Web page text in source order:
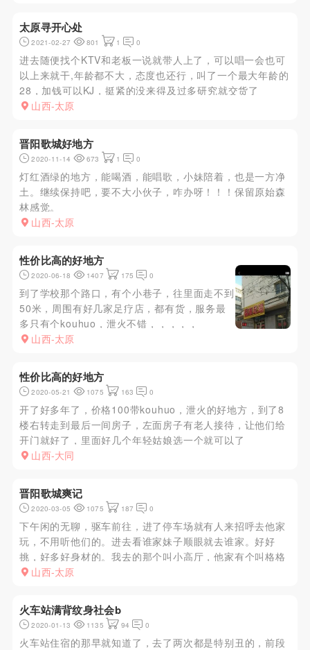
太原寻开心处
2021-02-27 801 1 0
进去随便找个KTV和老板一说就带人上了，可以唱一会也可
以上来就干,年龄都不大，态度也还行，叫了一个最大年龄的
28，加钱可以KJ，挺紧的没来得及过多研究就交货了
山西-太原
晋阳歌城好地方
2020-11-14 673 1 0
灯红酒绿的地方，能喝酒，能唱歌，小妹陪着，也是一方净
土。继续保持吧，要不大小伙子，咋办呀！！！保留原始森
林感觉。
山西-太原
性价比高的好地方
2020-06-18 1407 175 0
到了学校那个路口，有个小巷子，往里面走不到
50米，周围有好几家足疗店，都有货，服务最
多只有个kouhuo，泄火不错，，，，，
山西-太原
性价比高的好地方
2020-05-21 1075 163 0
开了好多年了，价格100带kouhuo，泄火的好地方，到了8
楼右转走到最后一间房子，左面房子有老人接待，让他们给
开门就好了，里面好几个年轻姑娘选一个就可以了
山西-大同
晋阳歌城爽记
2020-03-05 1075 187 0
下午闲的无聊，驱车前往，进了停车场就有人来招呼去他家
玩，不用听他们的。进去看谁家妹子顺眼就去谁家。好好
挑，好多好身材的。我去的那个叫小高厅，他家有个叫格格
的，身材超好，还要给我玩69，那黑丝，那短裙真有手感，
锋
山西-太原
火车站满背纹身社会b
2020-01-13 1135 94 0
火车站住宿的那早就知道了，去了两次都是特别丑的，前段